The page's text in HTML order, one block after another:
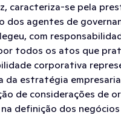
caracteriza-se pela
dos agentes de
com
todos os atos que
corporativa
da estratégia
de considerações de
definição dos